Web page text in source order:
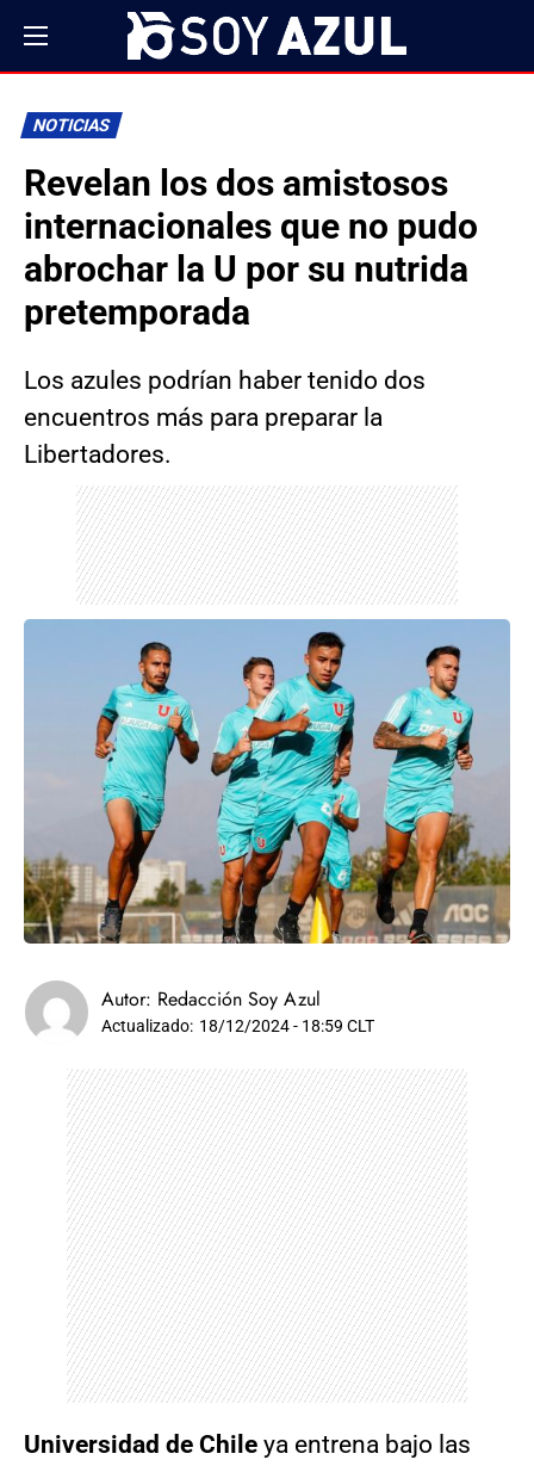
NOTICIAS
Revelan los dos amistosos
internacionales que no pudo
abrochar la U por su nutrida
pretemporada
Los azules podrían haber tenido dos
encuentros más para preparar la
Libertadores.
Autor: Redacción Soy Azul
Actualizado: 18/12/2024 - 18:59 CLT
Universidad de Chile ya entrena bajo las